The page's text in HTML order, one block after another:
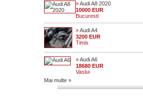
»Audi A8 2020
10000 EUR
Bucuresti
»Audi A4
3200 EUR
Timis
»Audi A6
18680 EUR
Vaslui
Mai multe »